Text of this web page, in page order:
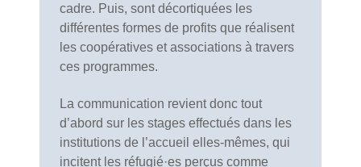
cadre. Puis, sont décortiquées les
différentes formes de profits que réalisent
les coopératives et associations à travers
ces programmes.
La communication revient donc tout
d’abord sur les stages effectués dans les
institutions de l’accueil elles-mêmes, qui
incitent les réfugié·es perçus comme